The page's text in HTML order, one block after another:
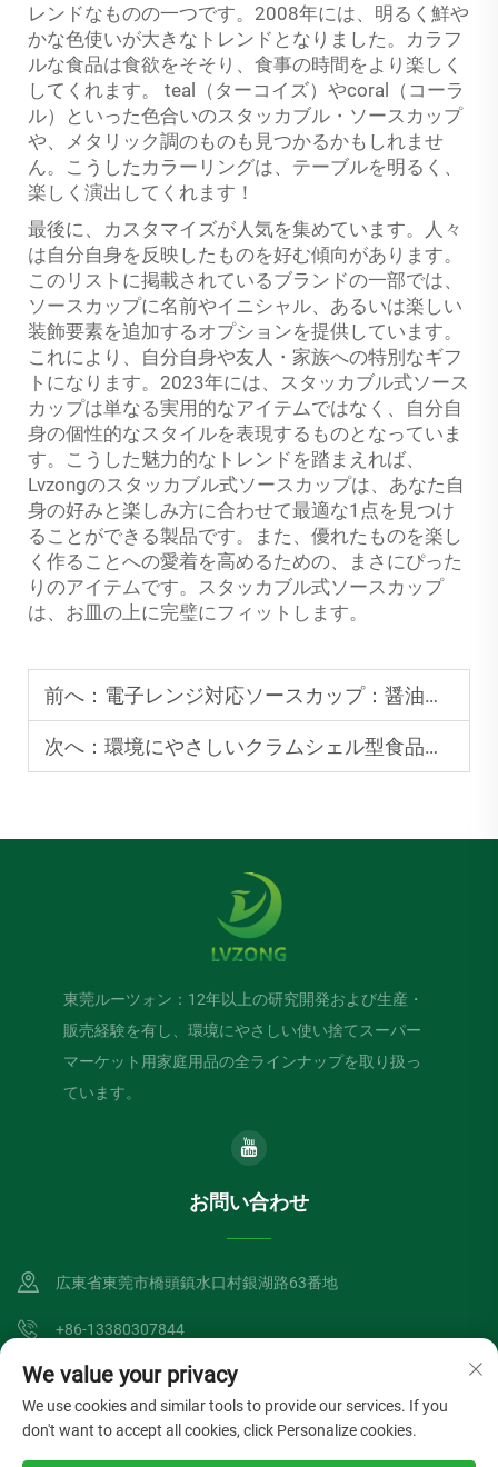
レンドなものの一つです。2008年には、明るく鮮や
かな色使いが大きなトレンドとなりました。カラフ
ルな食品は食欲をそそり、食事の時間をより楽しく
してくれます。 teal（ターコイズ）やcoral（コーラ
ル）といった色合いのスタッカブル・ソースカップ
や、メタリック調のものも見つかるかもしれませ
ん。こうしたカラーリングは、テーブルを明るく、
楽しく演出してくれます！
最後に、カスタマイズが人気を集めています。人々
は自分自身を反映したものを好む傾向があります。
このリストに掲載されているブランドの一部では、
ソースカップに名前やイニシャル、あるいは楽しい
装飾要素を追加するオプションを提供しています。
これにより、自分自身や友人・家族への特別なギフ
トになります。2023年には、スタッカブル式ソース
カップは単なる実用的なアイテムではなく、自分自
身の個性的なスタイルを表現するものとなっていま
す。こうした魅力的なトレンドを踏まえれば、
Lvzongのスタッカブル式ソースカップは、あなた自
身の好みと楽しみ方に合わせて最適な1点を見つけ
ることができる製品です。また、優れたものを楽し
く作ることへの愛着を高めるための、まさにぴった
りのアイテムです。スタッカブル式ソースカップ
は、お皿の上に完璧にフィットします。
前へ： 電子レンジ対応ソースカップ：醤油やグレイビーを簡単に温められます
次へ： 環境にやさしいクラムシェル型食品容器：廃棄物削減のための家庭用コンポスト可能な製品
東莞ルーツォン：12年以上の研究開発および生産・
販売経験を有し、環境にやさしい使い捨てスーパー
マーケット用家庭用品の全ラインナップを取り扱っ
ています。
お問い合わせ
広東省東莞市橋頭鎮水口村銀湖路63番地
+86-13380307844
[email protected]
We value your privacy
We use cookies and similar tools to provide our services. If you
don't want to accept all cookies, click Personalize cookies.